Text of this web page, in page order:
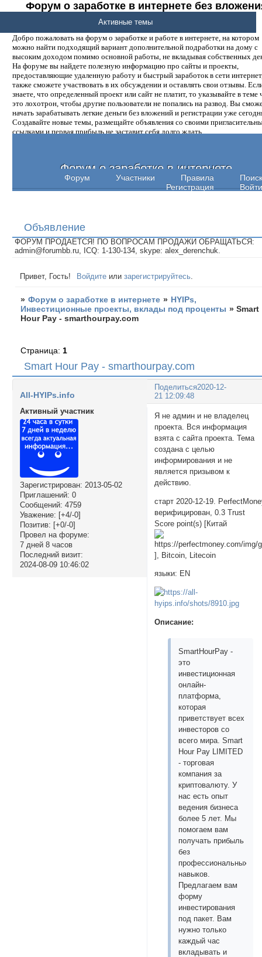
Форум о заработке в интернете без
денег.
Добро пожаловать на форум о заработке и работе в интернете, на котором
можно найти подходящий вариант дополнительной подработки на дому с
высоким доходом помимо основной работы, не вкладывая собственных
На форуме вы найдете полезную информацию про сайты и проекты,
предоставляющие удаленную работу и быстрый заработок в сети
также сможете участвовать в их обсуждении и оставлять свои отзывы.
знаете, что определенный проект или сайт не платит, то указывайте в теме
это лохотрон, чтобы другие пользователи не попались на развод. Вы
начать зарабатывать легкие деньги без вложений и регистрации уже
Создавайте новые темы, размещайте объявления со своими
ссылками и первая прибыль не заставит себя долго ждать.
Форум о заработке в интернете
Форум Участники Правила
Поиск
Регистрация
Войти
Активные темы
Объявление
ФОРУМ ПРОДАЕТСЯ! ПО ВОПРОСАМ ПРОДАЖИ ОБРАЩАТЬСЯ:
admin@forumbb.ru, ICQ: 1-130-134, skype: alex_derenchuk.
Привет, Гость! Войдите илизарегистрируйтесь
» Форум о заработке в интернете » HYIPs,
Инвестиционные проекты, вклады под проценты »Smart
Hour Pay - smarthourpay.com
Smart Hour Pay - smarthourpay.com
Страница: 1
Поделиться2020-12-
21 12:09:48
All-HYIPs.info
Активный участник
Зарегистрирован: 2013-05-02
Приглашений: 0
Сообщений: 4759
Уважение: [+4/-0]
Позитив: [+0/-0]
Провел на форуме:
7 дней 8 часов
Последний визит:
2024-08-09 10:46:02
Я не админ и не владелец
проекта. Вся информация
взята с сайта проекта. Тема
создана с целью
информирования и не
является призывом к
действию.
старт 2020-12-19.
верифицирован, 0.3 Trust
Score point(s) [Китай
], Bitcoin, Litecoin
языки: EN
Описание:
SmartHourPay -
это
инвестиционная
онлайн-
платформа,
которая
приветствует всех
инвесторов со
всего мира. Smart
Hour Pay LIMITED
- торговая
компания за
криптовалюту. У
нас есть опыт
ведения бизнеса
более 5 лет. Мы
помогаем вам
получать прибыль
без
профессиональных
навыков.
Предлагаем вам
форму
инвестирования
под пакет. Вам
нужно только
каждый час
вкладывать и